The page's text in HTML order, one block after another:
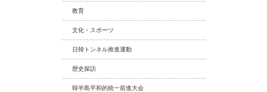
教育
文化・スポーツ
日韓トンネル推進運動
歴史探訪
韓半島平和的統一前進大会